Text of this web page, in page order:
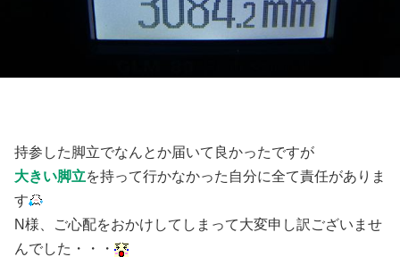
持参した脚立でなんとか届いて良かったですが
大きい脚立を持って行かなかった自分に全て責任がありま
す
N様、ご心配をおかけしてしまって大変申し訳ございませ
んでした・・・